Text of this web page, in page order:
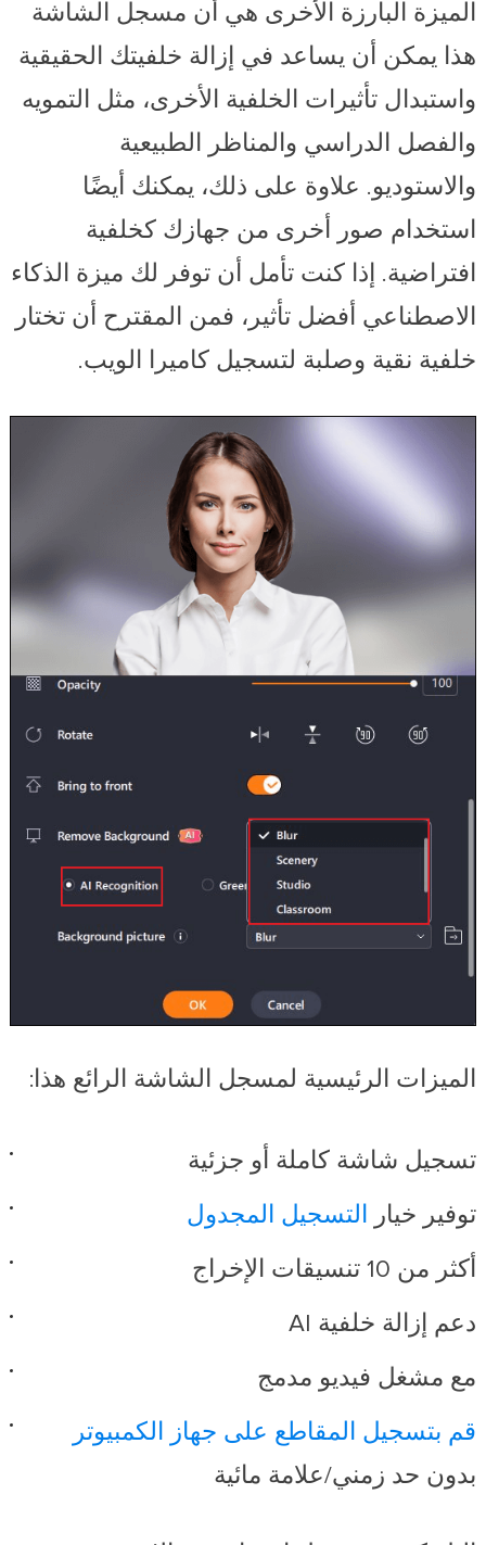
الميزة البارزة الأخرى هي أن مسجل الشاشة
هذا يمكن أن يساعد في إزالة خلفيتك الحقيقية
واستبدال تأثيرات الخلفية الأخرى، مثل التمويه
والفصل الدراسي والمناظر الطبيعية
والاستوديو. علاوة على ذلك، يمكنك أيضًا
استخدام صور أخرى من جهازك كخلفية
افتراضية. إذا كنت تأمل أن توفر لك ميزة الذكاء
الاصطناعي أفضل تأثير، فمن المقترح أن تختار
خلفية نقية وصلبة لتسجيل كاميرا الويب.
الميزات الرئيسية لمسجل الشاشة الرائع هذا:
تسجيل شاشة كاملة أو جزئية
توفير خيار التسجيل المجدول
أكثر من 10 تنسيقات الإخراج
دعم إزالة خلفية AI
مع مشغل فيديو مدمج
قم بتسجيل المقاطع على جهاز الكمبيوتر
بدون حد زمني/علامة مائية